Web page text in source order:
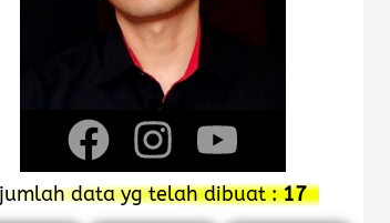
F
a
I
n
Y
o
jumlah data yg telah dibuat :17